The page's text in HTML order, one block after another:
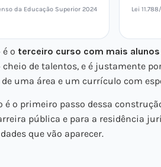
da Educação Superior 2024 Lei
o terceiro curso com mais
cheio de talentos, e é justamente
uma área e um currículo com
é o primeiro passo dessa
pública e para a residência
que vão aparecer.